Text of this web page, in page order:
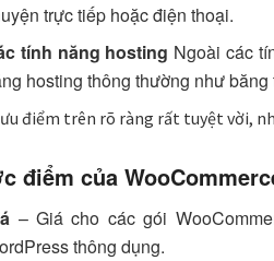
trực tiếp hoặc điện thoại.
tính năng hosting Ngoài các
hosting thông thường như
điểm trên rõ ràng rất tuyệt vời,
điểm của
– Giá cho các gói
thông dụng.